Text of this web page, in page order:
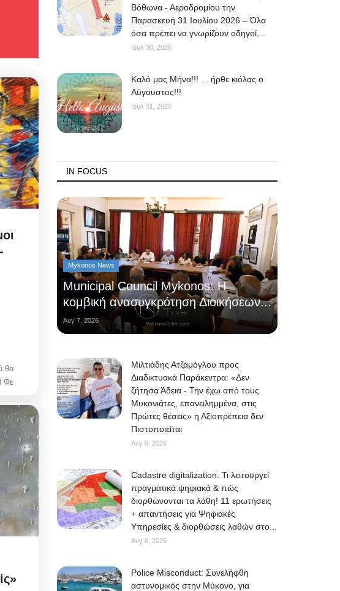
θα
Φε
Βόθωνα - Αεροδρομίου την
Παρασκευή 31 Ιουλίου 2026 – Όλα
όσα πρέπει να γνωρίζουν οδηγοί,...
Ιουλ 30, 2026
Kαλό μας Μήνα!!! ... ήρθε κιόλας ο
Αύγουστος!!!
Ιουλ 31, 2020
IN FOCUS
Mykonos News
Municipal Council Mykonos: Η
κομβική ανασυγκρότηση Διοικήσεων...
Αυγ 7, 2026
Μιλτιάδης Ατζαμόγλου προς
Διαδικτυακά Παράκεντρα: «Δεν
ζήτησα Άδεια - Την έχω από τους
Μυκονιάτες, επανειλημμένα, στις
Πρώτες θέσεις» η Αξιοπρέπεια δεν
Πιστοποιείται
Αυγ 6, 2026
Cadastre digitalization: Τι λειτουργεί
πραγματικά ψηφιακά & πώς
διορθώνονται τα λάθη! 11 ερωτήσεις
+ απαντήσεις για Ψηφιακές
Υπηρεσίες & διορθώσεις λαθών στο...
Αυγ 6, 2026
Police Misconduct: Συνελήφθη
αστυνομικός στην Μύκονο, για